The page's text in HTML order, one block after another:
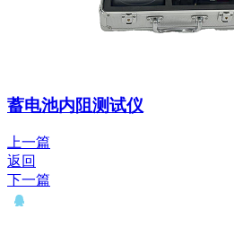
蓄电池内阻测试仪
上一篇
返回
下一篇